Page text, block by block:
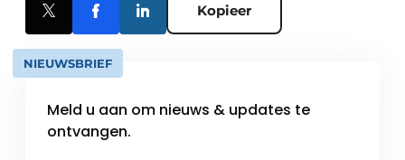
Kopieer
NIEUWSBRIEF
Meld u aan om nieuws & updates te
ontvangen.